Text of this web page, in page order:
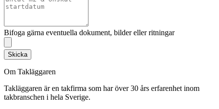
Bifoga gärna eventuella dokument, bilder eller ritningar
Skicka
Om Takläggaren
Takläggaren är en takfirma som har över 30 års erfarenhet inom
takbranschen i hela Sverige.